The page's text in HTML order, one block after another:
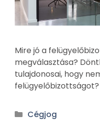
Mire jó a
megválasztása?
tulajdonosai, hogy
felügyelőbizottságot?
Cégjog